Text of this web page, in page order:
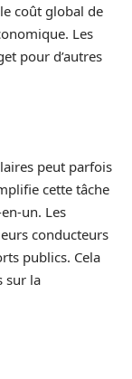
coût global de
Les
pour d’autres
peut parfois
cette tâche
un. Les
conducteurs
publics. Cela
sur la